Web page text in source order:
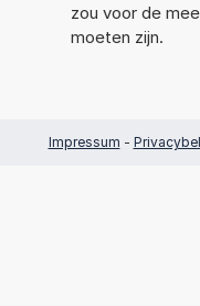
zou voor de
moeten zijn.
Impressum -